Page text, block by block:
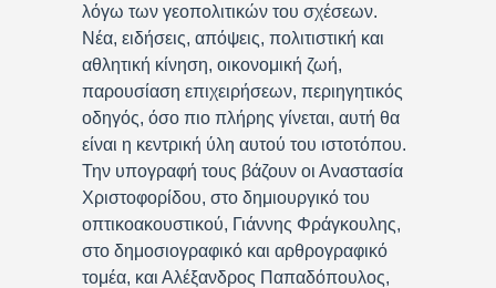
λόγω των γεοπολιτικών του σχέσεων.
Νέα, ειδήσεις, απόψεις, πολιτιστική και
αθλητική κίνηση, οικονομική ζωή,
παρουσίαση επιχειρήσεων, περιηγητικός
οδηγός, όσο πιο πλήρης γίνεται, αυτή θα
είναι η κεντρική ύλη αυτού του ιστοτόπου.
Την υπογραφή τους βάζουν οι Αναστασία
Χριστοφορίδου, στο δημιουργικό του
οπτικοακουστικού, Γιάννης Φράγκουλης,
στο δημοσιογραφικό και αρθρογραφικό
τομέα, και Αλέξανδρος Παπαδόπουλος,